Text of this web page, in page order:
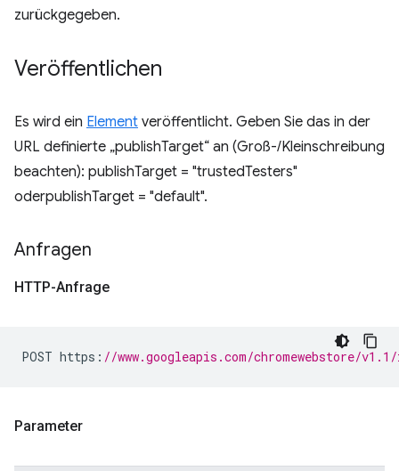
zurückgegeben.
Veröffentlichen
Es wird ein Element veröffentlicht. Geben Sie das in der
URL definierte „publishTarget“ an (Groß-/Kleinschreibung
beachten): publishTarget = "trustedTesters"
oderpublishTarget = "default".
Anfragen
HTTP-Anfrage
POST https : //www.googleapis.com/chromewebstore/
Parameter